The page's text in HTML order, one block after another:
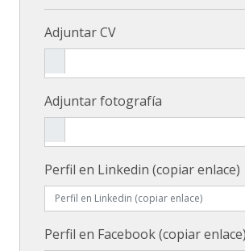
Adjuntar CV
Adjuntar fotografía
Perfil en Linkedin (copiar enlace)
Perfil en Facebook (copiar enlace)